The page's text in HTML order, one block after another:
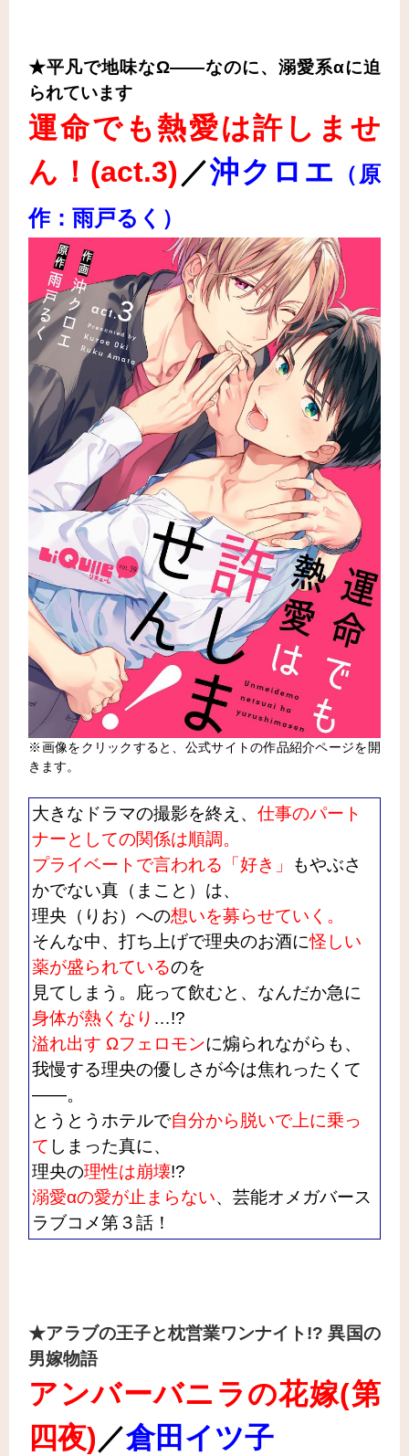
★平凡で地味なΩ――なのに、溺愛系αに迫
られています
運命でも熱愛は許しませ
ん！(act.3) ／沖クロエ
（原
作：雨戸るく）
※画像をクリックすると、公式サイトの作品紹介ページを開
きます。
大きなドラマの撮影を終え、仕事のパート
ナーとしての関係は順調。
プライベートで言われる「好き」
もやぶさ
かでない真（まこと）は、
理央（りお）への想いを募らせていく。
そんな中、打ち上げで理央のお酒に怪しい
薬が盛られているのを
見てしまう。庇って飲むと、なんだか急に
身体が熱くなり …!?
溢れ出す Ωフェロモンに煽られながらも、
我慢する理央の優しさが今は焦れったくて
――。
とうとうホテルで自分から脱いで上に乗っ
て しまった真に、
理央の理性は崩壊!?
溺愛αの愛が止まらない、芸能オメガバース
ラブコメ第３話！
★アラブの王子と枕営業ワンナイト!? 異国の
男嫁物語
アンバーバニラの花嫁(第
四夜)／倉田イツ子